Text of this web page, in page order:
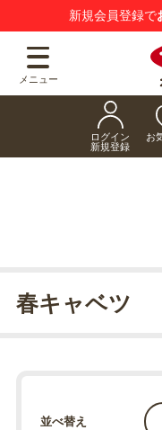
新規会員登録で
メニュー
ログイン
新規登録
お
春キャベツ
並べ替え